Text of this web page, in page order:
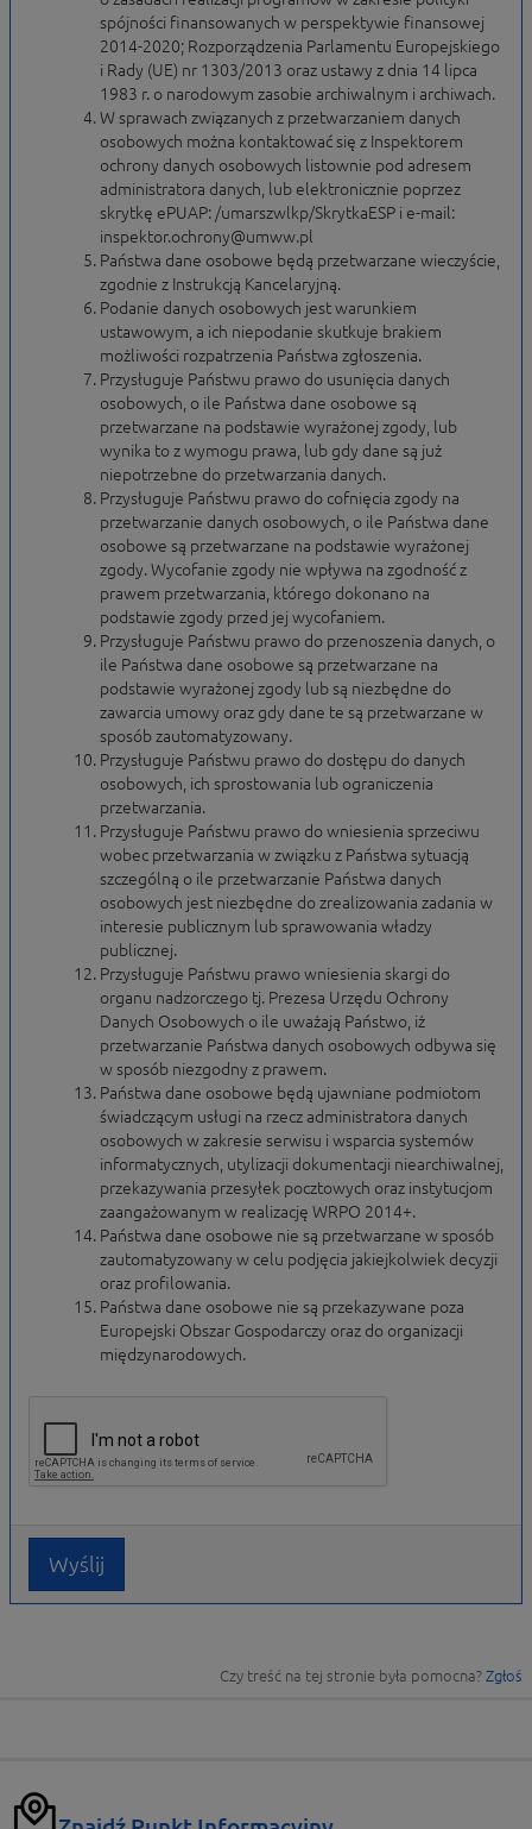
spójności finansowanych w perspektywie finansowej
2014-2020; Rozporządzenia Parlamentu Europejskiego
i Rady (UE) nr 1303/2013 oraz ustawy z dnia 14 lipca
1983 r. o narodowym zasobie archiwalnym i archiwach.
W sprawach związanych z przetwarzaniem danych
osobowych można kontaktować się z Inspektorem
ochrony danych osobowych listownie pod adresem
administratora danych, lub elektronicznie poprzez
skrytkę ePUAP: /umarszwlkp/SkrytkaESP i e-mail:
inspektor.ochrony@umww.pl
Państwa dane osobowe będą przetwarzane wieczyście,
zgodnie z Instrukcją Kancelaryjną.
Podanie danych osobowych jest warunkiem
ustawowym, a ich niepodanie skutkuje brakiem
możliwości rozpatrzenia Państwa zgłoszenia.
Przysługuje Państwu prawo do usunięcia danych
osobowych, o ile Państwa dane osobowe są
przetwarzane na podstawie wyrażonej zgody, lub
wynika to z wymogu prawa, lub gdy dane są już
niepotrzebne do przetwarzania danych.
Przysługuje Państwu prawo do cofnięcia zgody na
przetwarzanie danych osobowych, o ile Państwa dane
osobowe są przetwarzane na podstawie wyrażonej
zgody. Wycofanie zgody nie wpływa na zgodność z
prawem przetwarzania, którego dokonano na
podstawie zgody przed jej wycofaniem.
Przysługuje Państwu prawo do przenoszenia danych, o
ile Państwa dane osobowe są przetwarzane na
podstawie wyrażonej zgody lub są niezbędne do
zawarcia umowy oraz gdy dane te są przetwarzane w
sposób zautomatyzowany.
Przysługuje Państwu prawo do dostępu do danych
osobowych, ich sprostowania lub ograniczenia
przetwarzania.
Przysługuje Państwu prawo do wniesienia sprzeciwu
wobec przetwarzania w związku z Państwa sytuacją
szczególną o ile przetwarzanie Państwa danych
osobowych jest niezbędne do zrealizowania zadania w
interesie publicznym lub sprawowania władzy
publicznej.
Przysługuje Państwu prawo wniesienia skargi do
organu nadzorczego tj. Prezesa Urzędu Ochrony
Danych Osobowych o ile uważają Państwo, iż
przetwarzanie Państwa danych osobowych odbywa się
w sposób niezgodny z prawem.
Państwa dane osobowe będą ujawniane podmiotom
świadczącym usługi na rzecz administratora danych
osobowych w zakresie serwisu i wsparcia systemów
informatycznych, utylizacji dokumentacji niearchiwalnej,
przekazywania przesyłek pocztowych oraz instytucjom
zaangażowanym w realizację WRPO 2014+.
Państwa dane osobowe nie są przetwarzane w sposób
zautomatyzowany w celu podjęcia jakiejkolwiek decyzji
oraz profilowania.
Państwa dane osobowe nie są przekazywane poza
Europejski Obszar Gospodarczy oraz do organizacji
międzynarodowych.
Czy treść na tej stronie była pomocna? Zgłoś